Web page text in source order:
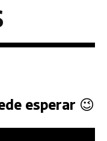
esperar 😉